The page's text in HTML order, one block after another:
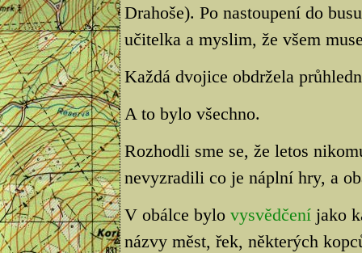
Drahoše). Po nastoupení do
učitelka a myslim, že všem
Každá dvojice obdržela
A to bylo všechno.
Rozhodli sme se, že letos
nevyzradili co je náplní hry, a
V obálce bylo vysvědčeníjako
názvy měst, řek, některých